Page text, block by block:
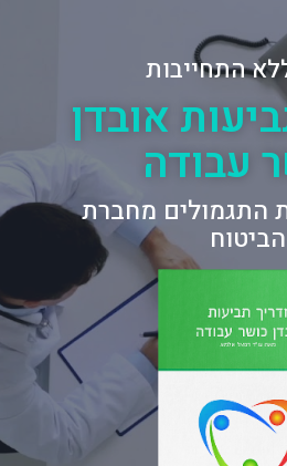
התחייבות
אובדן
עבודה
התגמולים מחברת
הביטוח